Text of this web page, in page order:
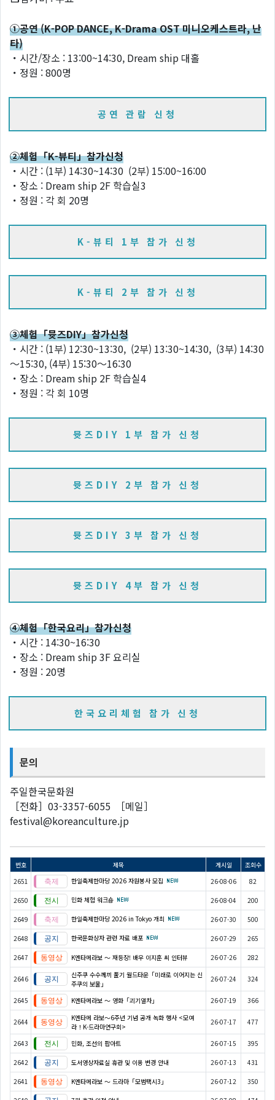
①공연 (K-POP DANCE, K-Drama OST 미니오케스트라, 난
타)
・시간/장소 : 13:00~14:30, Dream ship 대홀
・정원 : 800명
공연 관람 신청
②체험「K-뷰티」참가신청
・시간 : (1부) 14:30~14:30 (2부) 15:00~16:00
・장소 : Dream ship 2F 학습실3
・정원 : 각 회 20명
K-뷰티 1부 참가 신청
K-뷰티 2부 참가 신청
③체험「뮷즈DIY」참가신청
・시간 : (1부) 12:30~13:30, (2부) 13:30~14:30, (3부) 14:30
～15:30, (4부) 15:30～16:30
・장소 : Dream ship 2F 학습실4
・정원 : 각 회 10명
뮷즈DIY 1부 참가 신청
뮷즈DIY 2부 참가 신청
뮷즈DIY 3부 참가 신청
뮷즈DIY 4부 참가 신청
④체험「한국요리」참가신청
・시간 : 14:30~16:30
・장소 : Dream ship 3F 요리실
・정원 : 20명
한국요리체험 참가 신청
문의
주일한국문화원
［전화］03-3357-6055 ［메일］
festival@koreanculture.jp
번호 제목 게시일
조회수
2651
한일축제한마당 2026 자원봉사 모집 26-08-06 82
2650 민화 체험 워크숍 26-08-04 200
2649 한일축제한마당 2026 in Tokyo 개최 26-07-30 500
2648 한국문화상자 관련 자료 배포 26-07-29 265
2647 K엔타메라보 ～ 재등장! 배우 이지훈 씨 인터뷰 26-07-26 282
2646
신주쿠 수수께끼 풀기 월드타운「미래로 이어지는 신
주쿠의 보물」
26-07-24 324
2645 K엔타메라보 ～ 영화「괴기열차」 26-07-19 366
2644
K엔타메 라보～6주년 기념 공개 녹화 행사 <모여
라！K-드라마연구회>
26-07-17 477
2643 민화, 조선의 팝아트 26-07-15 395
2642 도서영상자료실 휴관 및 이용 변경 안내 26-07-13 431
2641 K엔타메라보 ～ 드라마「모범택시3」 26-07-12 350